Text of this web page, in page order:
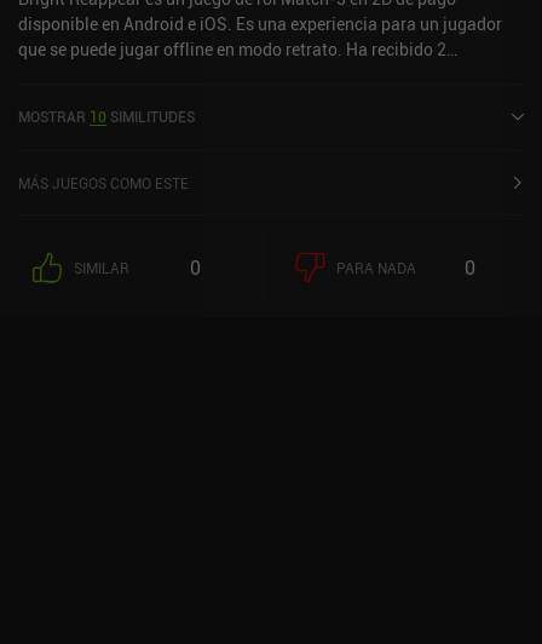
largo plazo.
disponible en Android e iOS. Es una experiencia para un jugador
que se puede jugar offline en modo retrato. Ha recibido 2
de 4 sobre 5,0 en Google Play y de 3,9 sobre 5,0 en la App Store de
MOSTRAR 10 SIMILITUDES
MÁS JUEGOS COMO ESTE
SIMILAR 0 PARA NADA 0